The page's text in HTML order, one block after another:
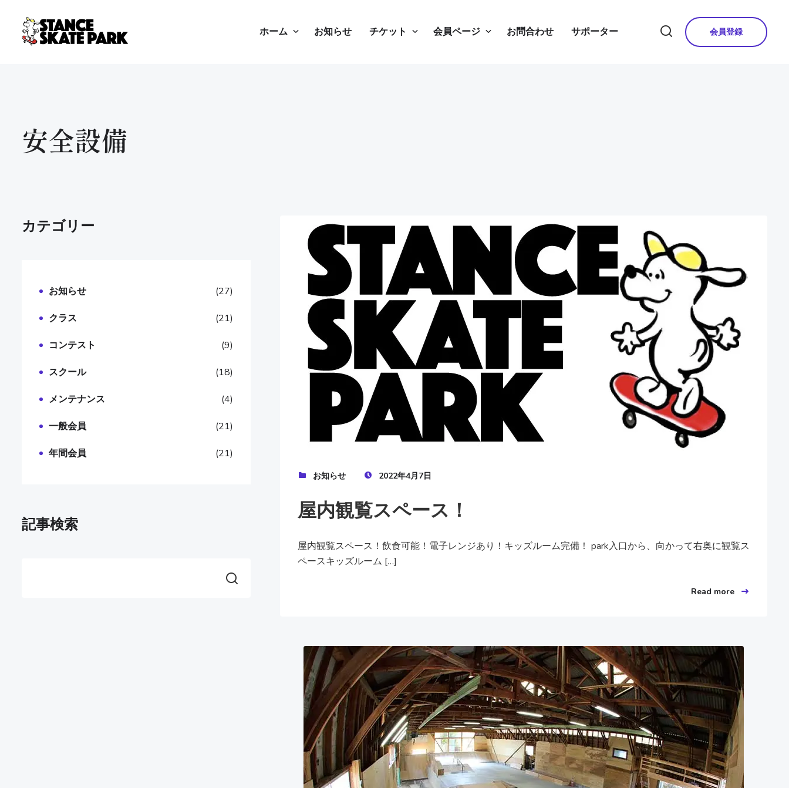
ホーム お知らせ チケット 会員ページ お問合わせ サポーター 会員登録
安全設備
カテゴリー
お知らせ (27)
クラス (21)
コンテスト (9)
スクール (18)
メンテナンス (4)
一般会員 (21)
年間会員 (21)
記事検索
お知らせ 2022年4月7日
屋内観覧スペース！
屋内観覧スペース！飲食可能！電子レンジあり！キッズルーム完備！ park入口から、向かって右奥に観覧ス
ペースキッズルーム […]
Read more